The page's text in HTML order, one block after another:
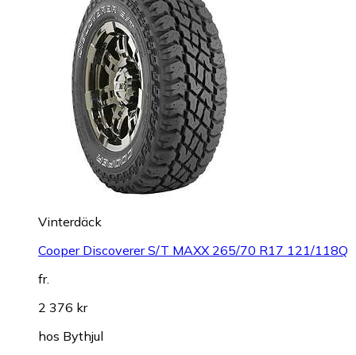
Vinterdäck
Cooper Discoverer S/T MAXX 265/70 R17 121/118Q
fr.
2 376 kr
hos Bythjul